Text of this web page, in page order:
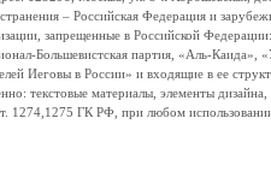
– Российская Федерация и
запрещенные в Российской
Большевистская партия, «Аль-
Иеговы в России» и входящие в ее
текстовые материалы, элементы
1274,1275 ГК РФ, при любом